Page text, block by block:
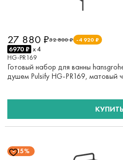
32 800 ₽ -4 920 ₽
27 880 ₽
6970 ₽ x 4
HG-PR169
Готовый набор для ванны
душем Pulsify HG-PR169, матовый
КУПИТЬ
15%